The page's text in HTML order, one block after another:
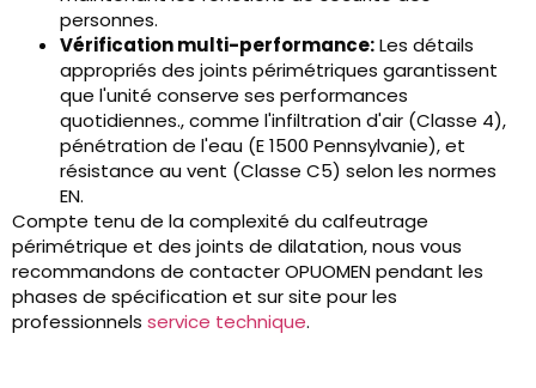
personnes.
Vérification multi-performance:Les détails
appropriés des joints périmétriques garantissent
que l'unité conserve ses performances
quotidiennes., comme l'infiltration d'air (Classe 4),
pénétration de l'eau (E 1500 Pennsylvanie), et
résistance au vent (Classe C5) selon les normes
EN.
Compte tenu de la complexité du calfeutrage
périmétrique et des joints de dilatation, nous vous
recommandons de contacter OPUOMEN pendant les
phases de spécification et sur site pour les
professionnels service technique.